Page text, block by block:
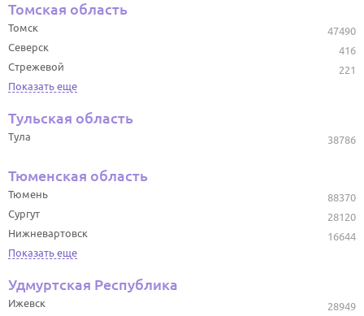
Томская область
47490
Томск
416
Северск
221
Стрежевой
Показать еще
Тульская область
38786
Тула
Тюменская область
88370
Тюмень
28120
Сургут
16644
Нижневартовск
Показать еще
Удмуртская Республика
28949
Ижевск